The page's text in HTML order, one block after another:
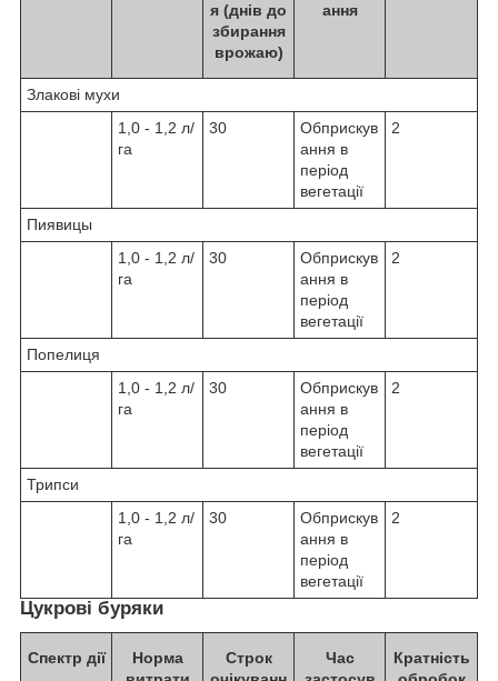
я (днів до
збирання
врожаю)
ання
Злакові мухи
1,0 - 1,2 л/
га
30
Обприскув
ання в
період
вегетації
2
Пиявицы
1,0 - 1,2 л/
га
30
Обприскув
ання в
період
вегетації
2
Попелиця
1,0 - 1,2 л/
га
30
Обприскув
ання в
період
вегетації
2
Трипси
1,0 - 1,2 л/
га
30
Обприскув
ання в
період
вегетації
2
Цукрові буряки
Спектр дії
Норма
Строк
Час
Кратність